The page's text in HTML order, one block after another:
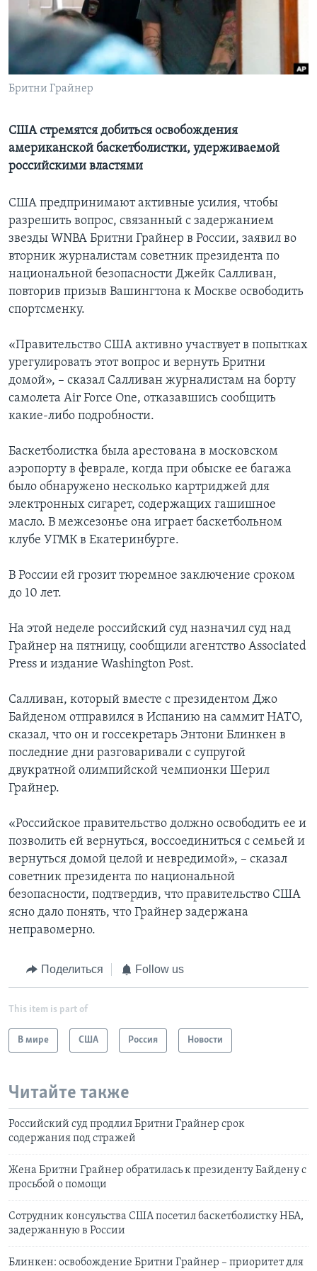
Learning English
СОЦИАЛЬНЫЕ СЕТИ
Языки
Бритни Грайнер
США стремятся добиться освобождения
американской баскетболистки, удерживаемой
российскими властями
США предпринимают активные усилия, чтобы
разрешить вопрос, связанный с задержанием
звезды WNBA Бритни Грайнер в России, заявил во
вторник журналистам советник президента по
национальной безопасности Джейк Салливан,
повторив призыв Вашингтона к Москве освободить
спортсменку.
«Правительство США активно участвует в попытках
урегулировать этот вопрос и вернуть Бритни
домой», – сказал Салливан журналистам на борту
самолета Air Force One, отказавшись сообщить
какие-либо подробности.
Баскетболистка была арестована в московском
аэропорту в феврале, когда при обыске ее багажа
было обнаружено несколько картриджей для
электронных сигарет, содержащих гашишное
масло. В межсезонье она играет баскетбольном
клубе УГМК в Екатеринбурге.
В России ей грозит тюремное заключение сроком
до 10 лет.
На этой неделе российский суд назначил суд над
Грайнер на пятницу, сообщили агентство Associated
Press и издание Washington Post.
Салливан, который вместе с президентом Джо
Байденом отправился в Испанию на саммит НАТО,
сказал, что он и госсекретарь Энтони Блинкен в
последние дни разговаривали с супругой
двукратной олимпийской чемпионки Шерил
Грайнер.
«Российское правительство должно освободить ее и
позволить ей вернуться, воссоединиться с семьей и
вернуться домой целой и невредимой», – сказал
советник президента по национальной
безопасности, подтвердив, что правительство США
ясно дало понять, что Грайнер задержана
неправомерно.
Поделиться Follow us
This item is part of
В мире США Россия Новости
Читайте также
Российский суд продлил Бритни Грайнер срок
содержания под стражей
Жена Бритни Грайнер обратилась к президенту Байдену с
просьбой о помощи
Сотрудник консульства США посетил баскетболистку НБА,
задержанную в России
Блинкен: освобождение Бритни Грайнер – приоритет для